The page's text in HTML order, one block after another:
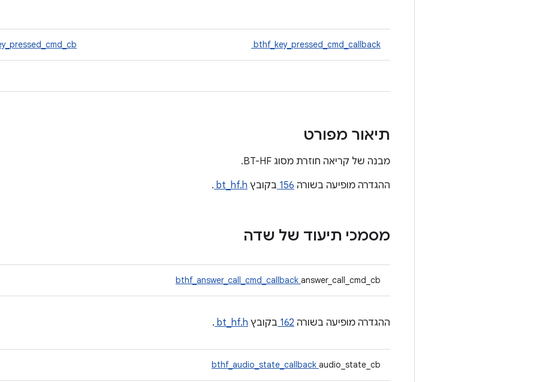
bthf_key_pressed_cmd_callback
תיאור מפורט
מבנה של קריאה חוזרת מסוג BT-HF.
ההגדרה מופיעה בשורה 156 בקובץ bt_hf.h
.
מסמכי תיעוד של שדה
bthf_answer_call_cmd_callback answer_call_cmd_cb
ההגדרה מופיעה בשורה 162 בקובץ bt_hf.h
.
bthf_audio_state_callback audio_state_cb